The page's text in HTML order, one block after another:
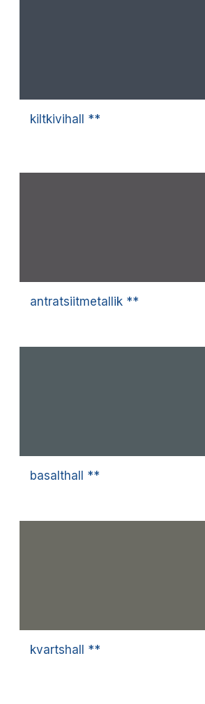
kiltkivihall **
antratsiitmetallik **
basalthall **
kvartshall **